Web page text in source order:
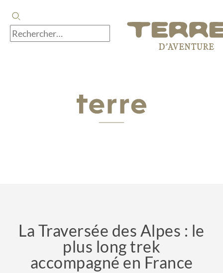
La Traversée des Alpes : le
plus long trek
accompagné en France